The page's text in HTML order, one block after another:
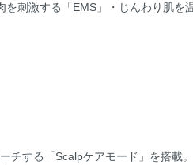
刺激する「EMS」・じんわり肌を
チする「Scalpケアモード」を搭載。